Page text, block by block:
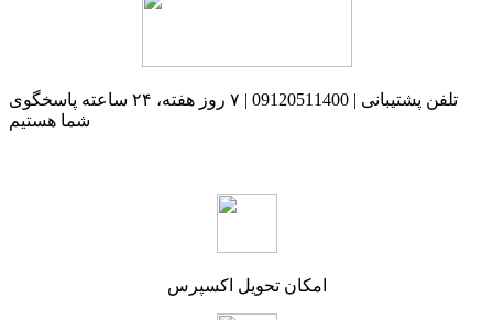
تلفن پشتیبانی | 09120511400 | ۷ روز هفته، ۲۴ ساعته پاسخگوی
شما هستیم
امکان تحویل اکسپرس